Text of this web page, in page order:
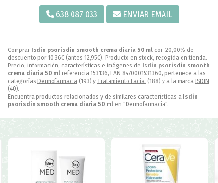
Comprar Isdin psorisdin smooth crema diaria 50 ml con 20,00% de
descuento por 10,36€ (antes 12,95€). Producto en stock, recogida en tienda.
Precio, información, características e imágenes de Isdin psorisdin smooth
crema diaria 50 ml referencia 153136, EAN 8470001531360, pertenece a las
categorías Dermofarmacia (193) y Tratamiento Facial (188) y a la marca ISDIN
(40).
Encuentra productos relacionados y de similares características a Isdin
psorisdin smooth crema diaria 50 ml en "Dermofarmacia".
638 087 033 ENVIAR EMAIL